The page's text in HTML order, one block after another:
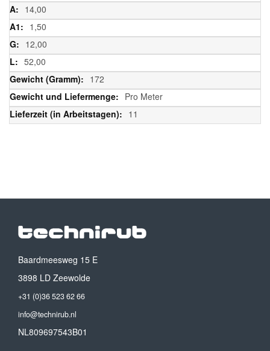
14,00
1,50
12,00
52,00
172
Pro Meter
11
Baardmeesweg 15 E
3898 LD Zeewolde
+31 (0)36 523 62 66
info@technirub.nl
NL809697543B01